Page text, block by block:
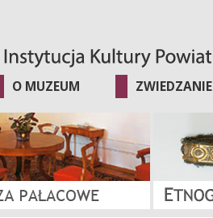
O MUZEUM ZWIEDZANIE